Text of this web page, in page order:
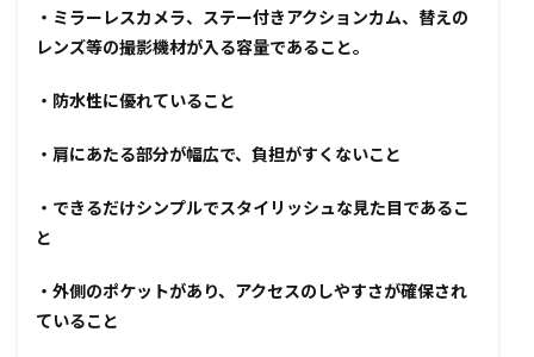
・ミラーレスカメラ、ステー付きアクションカム、替えの
レンズ等の撮影機材が入る容量であること。
・防水性に優れていること
・肩にあたる部分が幅広で、負担がすくないこと
・できるだけシンプルでスタイリッシュな見た目であるこ
と
・外側のポケットがあり、アクセスのしやすさが確保され
ていること